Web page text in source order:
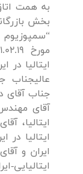
به همت
بخش
“سمپوزیوم
ایتالیا در
عالیجناب
جناب آقای
آقای
ایتالیا،
ایتالیا در
ایران و
ایتالیایی-